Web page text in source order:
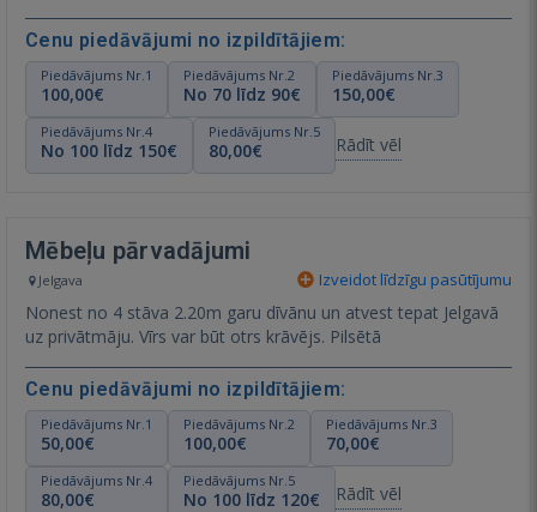
Cenu piedāvājumi no izpildītājiem:
Piedāvājums Nr.1
100,00€
Piedāvājums Nr.2
No 70 līdz 90€
Piedāvājums Nr.3
150,00€
Piedāvājums Nr.4
No 100 līdz 150€
Piedāvājums Nr.5
80,00€ Rādīt vēl
Mēbeļu pārvadājumi
Jelgava Izveidot līdzīgu pasūtījumu
Nonest no 4 stāva 2.20m garu dīvānu un atvest tepat Jelgavā
uz privātmāju. Vīrs var būt otrs krāvējs. Pilsētā
Cenu piedāvājumi no izpildītājiem:
Piedāvājums Nr.1
50,00€
Piedāvājums Nr.2
100,00€
Piedāvājums Nr.3
70,00€
Piedāvājums Nr.4
80,00€
Piedāvājums Nr.5
No 100 līdz 120€ Rādīt vēl